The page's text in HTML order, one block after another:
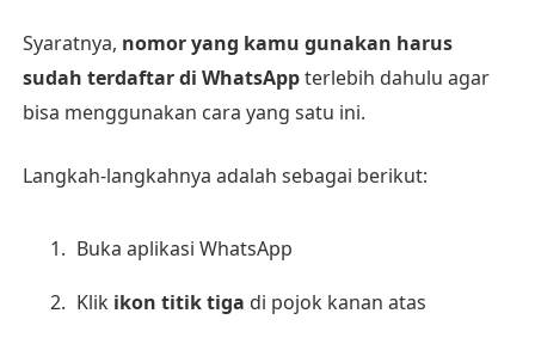
Syaratnya, nomor yang kamu gunakan harus
sudah terdaftar di WhatsAppterlebih dahulu agar
bisa menggunakan cara yang satu ini.
Langkah-langkahnya adalah sebagai berikut:
Buka aplikasi WhatsApp
Klik ikon titik tiga di pojok kanan atas